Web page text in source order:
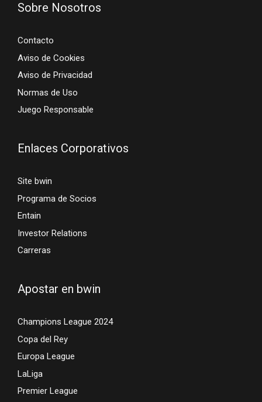
Sobre Nosotros
Contacto
Aviso de Cookies
Aviso de Privacidad
Normas de Uso
Juego Responsable
Enlaces Corporativos
Site bwin
Programa de Socios
Entain
Investor Relations
Carreras
Apostar en bwin
Champions League 2024
Copa del Rey
Europa League
LaLiga
Premier League